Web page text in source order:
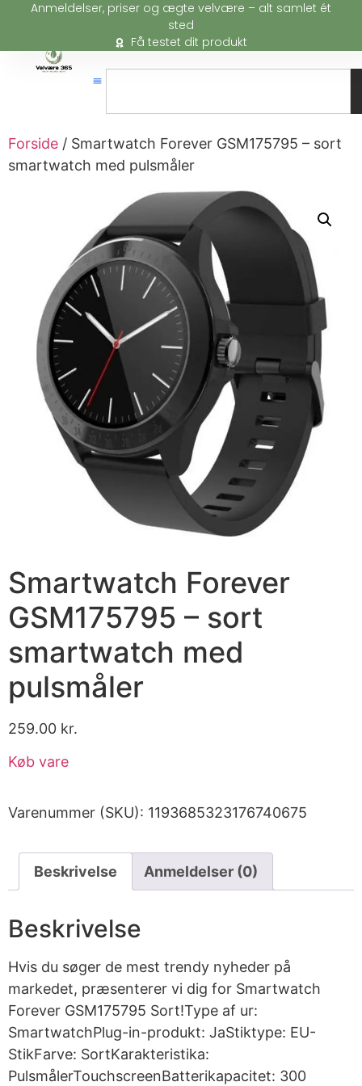
Anmeldelser, priser og ægte velvære – alt samlet ét
sted
Få testet dit produkt
Forside / Smartwatch Forever GSM175795 – sort
smartwatch med pulsmåler
Smartwatch Forever
GSM175795 – sort
smartwatch med
pulsmåler
259.00 kr.
Køb vare
Varenummer (SKU): 1193685323176740675
Beskrivelse Anmeldelser (0)
Beskrivelse
Hvis du søger de mest trendy nyheder på
markedet, præsenterer vi dig for Smartwatch
Forever GSM175795 Sort!Type af ur:
SmartwatchPlug-in-produkt: JaStiktype: EU-
StikFarve: SortKarakteristika:
PulsmålerTouchscreenBatterikapacitet: 300